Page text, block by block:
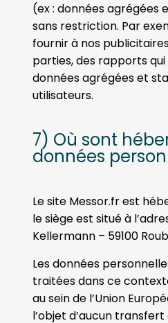
(ex : données agrégées
sans restriction. Par
fournir à nos
parties, des rapports
données agrégées et
utilisateurs.
7) Où sont
données
Le site Messor.fr est
le siège est situé à
Kellermann – 59100
Les données
traitées dans ce
au sein de l’Union
l’objet d’aucun transfert